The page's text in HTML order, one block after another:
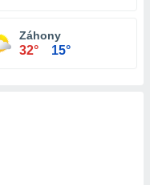
Záhony
32° 15°